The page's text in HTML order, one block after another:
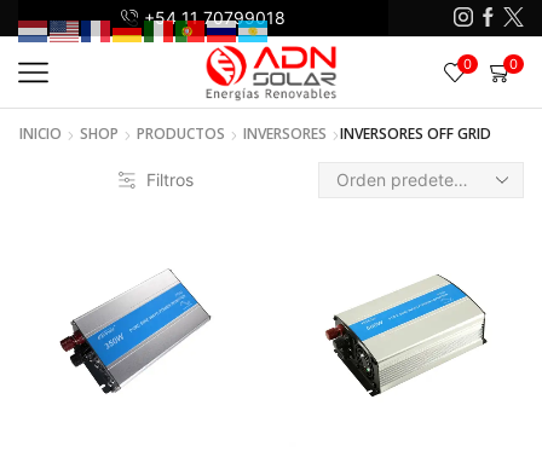
+54 11 70799018
0 0
INICIO SHOP PRODUCTOS INVERSORES INVERSORES OFF GRID
Filtros